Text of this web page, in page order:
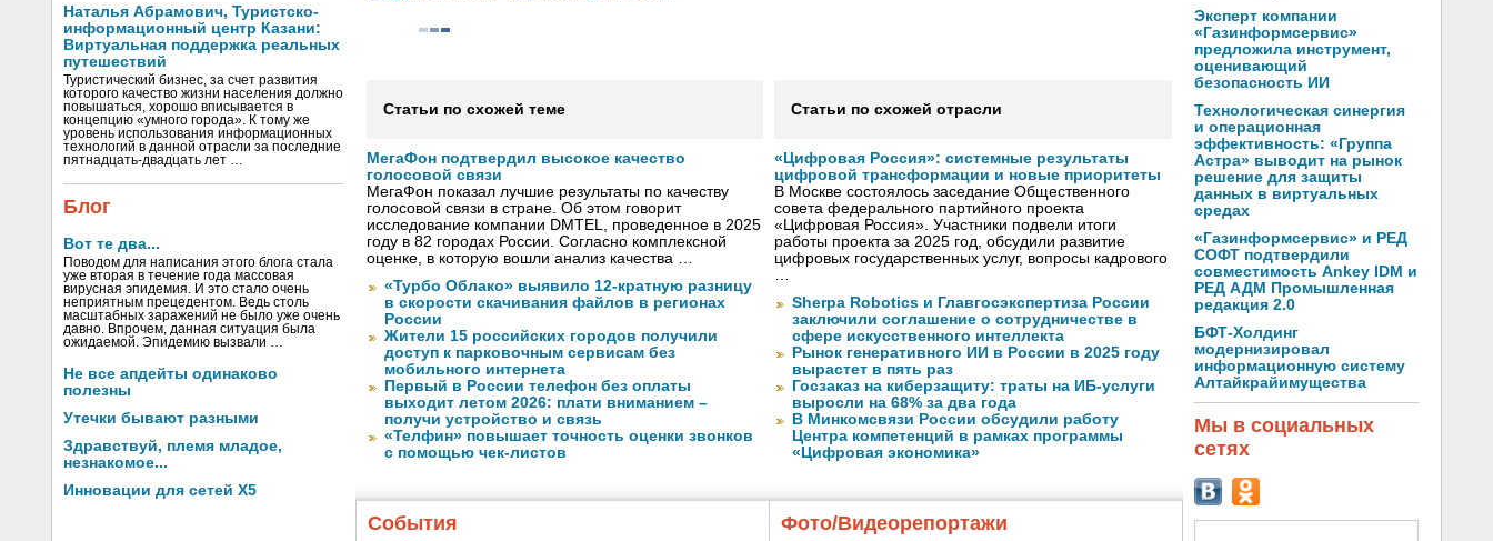
Наталья Абрамович, Туристско-
информационный центр Казани:
Виртуальная поддержка реальных
путешествий
Туристический бизнес, за счет развития
которого качество жизни населения должно
повышаться, хорошо вписывается в
концепцию «умного города». К тому же
уровень использования информационных
технологий в данной отрасли за последние
пятнадцать-двадцать лет …
Блог
Вот те два...
Поводом для написания этого блога стала
уже вторая в течение года массовая
вирусная эпидемия. И это стало очень
неприятным прецедентом. Ведь столь
масштабных заражений не было уже очень
давно. Впрочем, данная ситуация была
ожидаемой. Эпидемию вызвали …
Не все апдейты одинаково
полезны
Утечки бывают разными
Здравствуй, племя младое,
незнакомое...
Инновации для сетей X5
Статьи по схожей теме
МегаФон подтвердил высокое качество
голосовой связи
МегаФон показал лучшие результаты по качеству
голосовой связи в стране. Об этом говорит
исследование компании DMTEL, проведенное в 2025
году в 82 городах России. Согласно комплексной
оценке, в которую вошли анализ качества …
«Турбо Облако» выявило 12-кратную разницу
в скорости скачивания файлов в регионах
России
Жители 15 российских городов получили
доступ к парковочным сервисам без
мобильного интернета
Первый в России телефон без оплаты
выходит летом 2026: плати вниманием –
получи устройство и связь
«Телфин» повышает точность оценки звонков
с помощью чек-листов
Статьи по схожей отрасли
«Цифровая Россия»: системные результаты
цифровой трансформации и новые приоритеты
В Москве состоялось заседание Общественного
совета федерального партийного проекта
«Цифровая Россия». Участники подвели итоги
работы проекта за 2025 год, обсудили развитие
цифровых государственных услуг, вопросы кадрового
…
Sherpa Robotics и Главгосэкспертиза России
заключили соглашение о сотрудничестве в
сфере искусственного интеллекта
Рынок генеративного ИИ в России в 2025 году
вырастет в пять раз
Госзаказ на киберзащиту: траты на ИБ-услуги
выросли на 68% за два года
В Минкомсвязи России обсудили работу
Центра компетенций в рамках программы
«Цифровая экономика»
События Фото/Видеорепортажи
Эксперт компании
«Газинформсервис»
предложила инструмент,
оценивающий
безопасность ИИ
Технологическая синергия
и операционная
эффективность: «Группа
Астра» выводит на рынок
решение для защиты
данных в виртуальных
средах
«Газинформсервис» и РЕД
СОФТ подтвердили
совместимость Ankey IDM и
РЕД АДМ Промышленная
редакция 2.0
БФТ-Холдинг
модернизировал
информационную систему
Алтайкрайимущества
Мы в социальных
сетях